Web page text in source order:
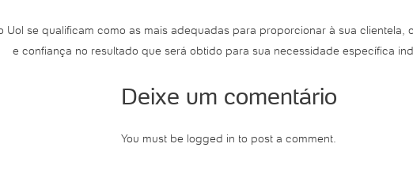
Uol se qualificam como as mais adequadas para proporcionar à sua
e confiança no resultado que será obtido para sua necessidade específica
Deixe um comentário
You must be logged in to post a comment.